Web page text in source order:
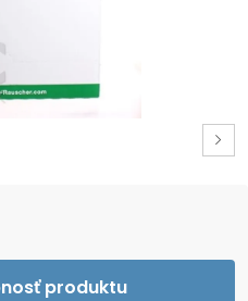
produktu